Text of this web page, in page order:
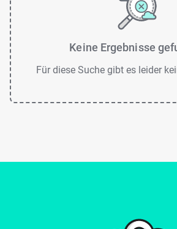
Keine Ergebnisse
Für diese Suche gibt es leider